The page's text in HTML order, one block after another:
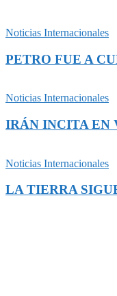
Noticias Internacionales
PETRO FUE A
Noticias Internacionales
IRÁN INCITA EN
Noticias Internacionales
LA TIERRA